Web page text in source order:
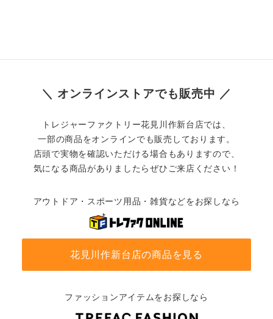
＼ オンラインストアでも販売中 ／
トレジャーファクトリー花見川作新台店では、
一部の商品をオンラインでも販売しております。
店頭で実物を確認いただける場合もありますので、
気になる商品がありましたらぜひご来店ください！
アウトドア・スポーツ用品・雑貨などをお探しなら
花見川作新台店の商品を見る
ファッションアイテムをお探しなら